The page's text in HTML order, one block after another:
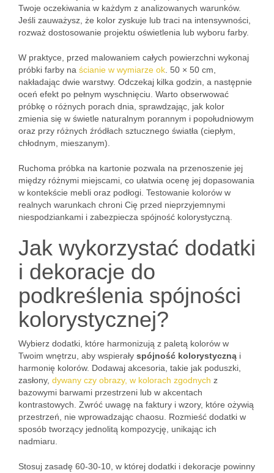
Twoje oczekiwania w każdym z analizowanych warunków.
Jeśli zauważysz, że kolor zyskuje lub traci na intensywności,
rozważ dostosowanie projektu oświetlenia lub wyboru farby.
W praktyce, przed malowaniem całych powierzchni wykonaj
próbki farby na ścianie w wymiarze ok . 50 × 50 cm,
nakładając dwie warstwy. Odczekaj kilka godzin, a następnie
oceń efekt po pełnym wyschnięciu. Warto obserwować
próbkę o różnych porach dnia, sprawdzając, jak kolor
zmienia się w świetle naturalnym porannym i popołudniowym
oraz przy różnych źródłach sztucznego światła (ciepłym,
chłodnym, mieszanym).
Ruchoma próbka na kartonie pozwala na przenoszenie jej
między różnymi miejscami, co ułatwia ocenę jej dopasowania
w kontekście mebli oraz podłogi. Testowanie kolorów w
realnych warunkach chroni Cię przed nieprzyjemnymi
niespodziankami i zabezpiecza spójność kolorystyczną.
Jak wykorzystać dodatki
i dekoracje do
podkreślenia spójności
kolorystycznej?
Wybierz dodatki, które harmonizują z paletą kolorów w
Twoim wnętrzu, aby wspierały spójność kolorystyczną i
harmonię kolorów. Dodawaj akcesoria, takie jak poduszki,
zasłony, dywany czy obrazy, w kolorach zgodnych z
bazowymi barwami przestrzeni lub w akcentach
kontrastowych. Zwróć uwagę na faktury i wzory, które ożywią
przestrzeń, nie wprowadzając chaosu. Rozmieść dodatki w
sposób tworzący jednolitą kompozycję, unikając ich
nadmiaru.
Stosuj zasadę 60-30-10, w której dodatki i dekoracje powinny